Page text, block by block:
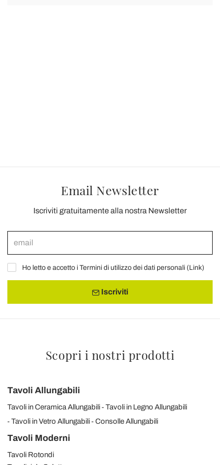
Email Newsletter
Iscriviti gratuitamente alla nostra Newsletter
Ho letto e accetto i Termini di utilizzo dei dati personali (Link)
Iscriviti
Scopri i nostri prodotti
Tavoli Allungabili
Tavoli in Ceramica Allungabili
Tavoli in Legno Allungabili
Tavoli in Vetro Allungabili
Consolle Allungabili
Tavoli Moderni
Tavoli Rotondi